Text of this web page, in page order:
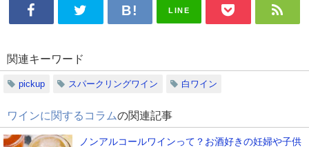
LINE
関連キーワード
pickup スパークリングワイン 白ワイン
ワインに関するコラムの関連記事
ノンアルコールワインって？お酒好きの妊婦や子供